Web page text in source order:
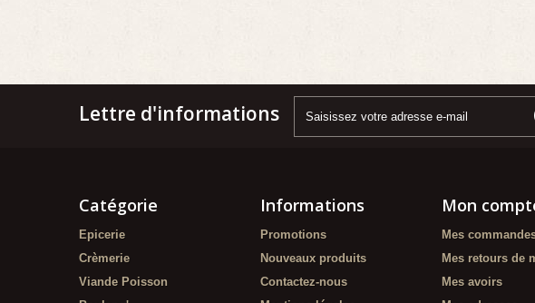
Lettre d'informations
Catégorie
Epicerie
Crèmerie
Viande Poisson
Informations
Promotions
Nouveaux produits
Contactez-nous
Mon
Mes
Mes retours de
Mes avoirs